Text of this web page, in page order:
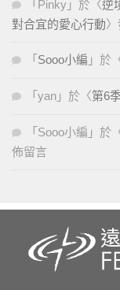
「 Pinky 」於〈逆
對合宜的愛心行動
「 Sooo小編 」於
「 yan 」於〈第6
「 Sooo小編 」於
佈留言